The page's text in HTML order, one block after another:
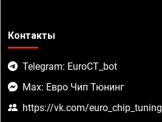
Контакты
Telegram: EuroCT_bot
Max: Евро Чип Тюнинг
https://vk.com/euro_chip_tuning